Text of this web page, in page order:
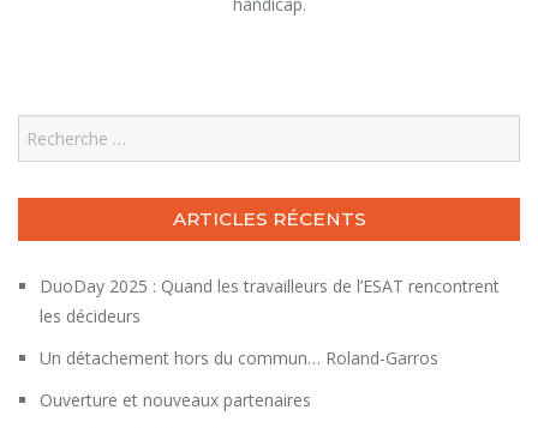
Search
ARTICLES RÉCENTS
DuoDay 2025 : Quand les travailleurs de l’ESAT rencontrent
les décideurs
Un détachement hors du commun… Roland-Garros
Ouverture et nouveaux partenaires